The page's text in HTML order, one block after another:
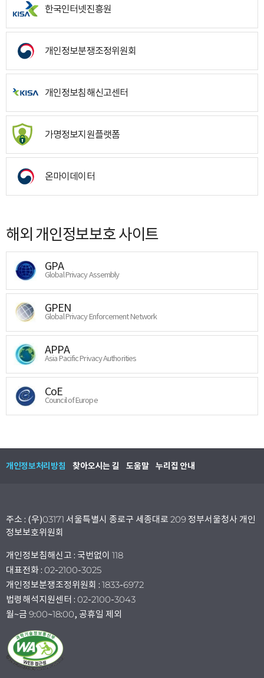
한국인터넷진흥원
개인정보분쟁조정위원회
개인정보침해신고센터
가명정보지원플랫폼
온마이데이터
해외 개인정보보호 사이트
GPA
Global Privacy Assembly
GPEN
Global Privacy Enforcement Network
APPA
Asia Pacific Privacy Authorities
CoE
Council of Europe
개인정보처리방침 찾아오시는 길 도움말 누리집 안내
주소 : (우)03171 서울특별시 종로구 세종대로 209 정부서울청사 개인
정보보호위원회
개인정보침해신고 : 국번없이 118
대표전화 : 02-2100-3025
개인정보분쟁조정위원회 : 1833-6972
법령해석지원센터 : 02-2100-3043
월~금 9:00~18:00, 공휴일 제외